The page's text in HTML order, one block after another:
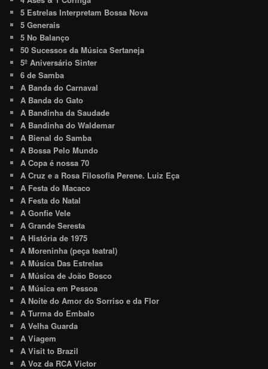
5 Estrelas Interpretam Bossa Nova
5 Generais
5 No Balanço
50 Sucessos da Música Sertaneja
5º Aniversário Sinter
6 de Samba
A Banda do Carnaval
A Banda do Gato
A Bandinha da Saudade
A Bandinha do Waldemar
A Bienal do Samba
A Bossa Pelo Mundo
A Copa é nossa 70
A Cruz e a Rosa Filosofia Perene. Luiz Eça
A Festa do Macaco
A Festa do Natal
A Gonfie Vele
A Grande Seresta
A História de 1975
A Moreninha (peça teatral)
A Música Das Estrelas
A Música de João Bosco
A Música em Pessoa
A Noite do Amor do Sorriso e da Flor
A Turma do Embalo
A Velha Guarda
A Viagem
A Visit to Brazil
A Voz da RCA Victor